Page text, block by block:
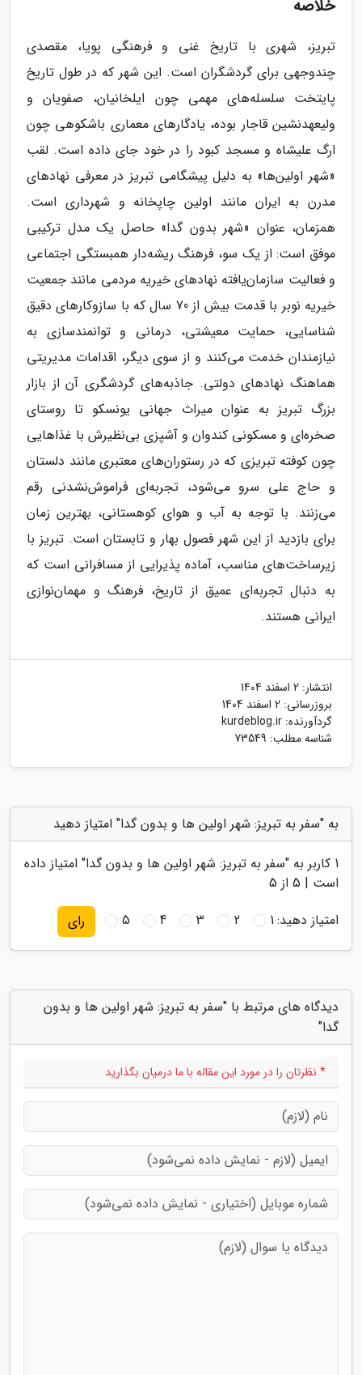
خلاصه
تبریز، شهری با تاریخ غنی و فرهنگی پویا، مقصدی
چندوجهی برای گردشگران است. این شهر که در طول تاریخ
پایتخت سلسله‌های مهمی چون ایلخانیان، صفویان و
ولیعهدنشین قاجار بوده، یادگارهای معماری باشکوهی چون
ارگ علیشاه و مسجد کبود را در خود جای داده است. لقب
«شهر اولین‌ها» به دلیل پیشگامی تبریز در معرفی نهادهای
مدرن به ایران مانند اولین چاپخانه و شهرداری است.
همزمان، عنوان «شهر بدون گدا» حاصل یک مدل ترکیبی
موفق است: از یک سو، فرهنگ ریشه‌دار همبستگی اجتماعی
و فعالیت سازمان‌یافته نهادهای خیریه مردمی مانند جمعیت
خیریه نوبر با قدمت بیش از 70 سال که با سازوکارهای دقیق
شناسایی، حمایت معیشتی، درمانی و توانمندسازی به
نیازمندان خدمت می‌کنند و از سوی دیگر، اقدامات مدیریتی
هماهنگ نهادهای دولتی. جاذبه‌های گردشگری آن از بازار
بزرگ تبریز به عنوان میراث جهانی یونسکو تا روستای
صخره‌ای و مسکونی کندوان و آشپزی بی‌نظیرش با غذاهایی
چون کوفته تبریزی که در رستوران‌های معتبری مانند دلستان
و حاج علی سرو می‌شود، تجربه‌ای فراموش‌نشدنی رقم
می‌زنند. با توجه به آب و هوای کوهستانی، بهترین زمان
برای بازدید از این شهر فصول بهار و تابستان است. تبریز با
زیرساخت‌های مناسب، آماده پذیرایی از مسافرانی است که
به دنبال تجربه‌ای عمیق از تاریخ، فرهنگ و مهمان‌نوازی
ایرانی هستند.
انتشار: 2 اسفند 1404
بروزرسانی: 2 اسفند 1404
گردآورنده: kurdeblog.ir
شناسه مطلب: 73549
به "سفر به تبریز: شهر اولین ها و بدون گدا" امتیاز دهید
1 کاربر به "سفر به تبریز: شهر اولین ها و بدون گدا" امتیاز داده
است | 5 از 5
امتیاز دهید:1
2
3
4
5 رای
دیدگاه های مرتبط با "سفر به تبریز: شهر اولین ها و بدون
گدا"
* نظرتان را در مورد این مقاله با ما درمیان بگذارید